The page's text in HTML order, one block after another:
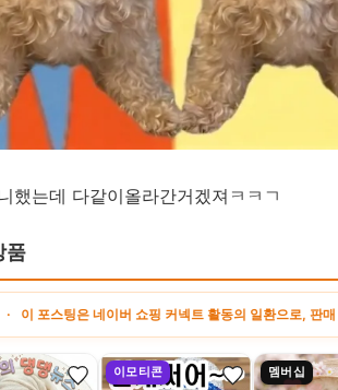
했는데 다같이올라간거겠져ㅋㅋㄱ
품
쇼핑 커넥트 활동의 일환으로, 판매 발생 시 수수
이모티콘 멤버십